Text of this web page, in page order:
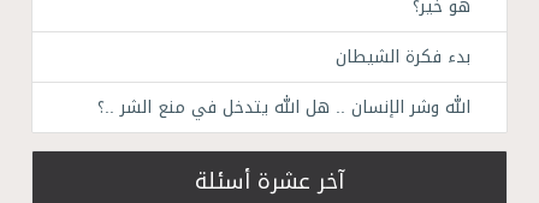
بدء فكرة الشيطان
الله وشر الإنسان .. هل الله يتدخل في منع الشر ..؟
آخر عشرة أسئلة